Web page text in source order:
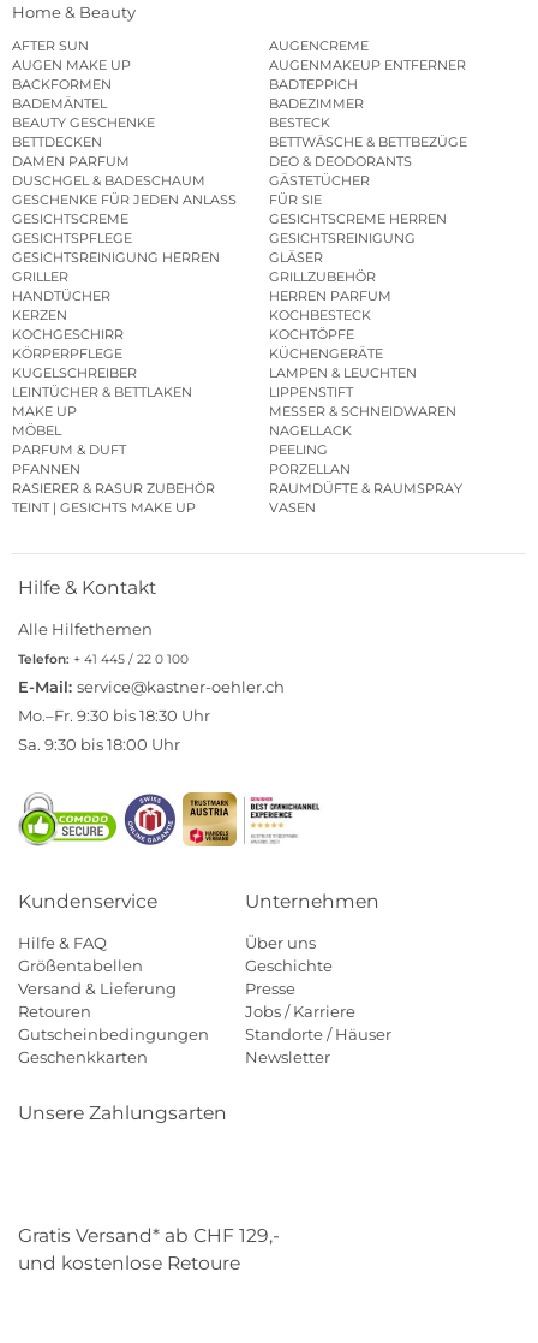
Home & Beauty
AFTER SUN
AUGENCREME
AUGEN MAKE UP
AUGENMAKEUP ENTFERNER
BACKFORMEN
BADTEPPICH
BADEMÄNTEL
BADEZIMMER
BEAUTY GESCHENKE
BESTECK
BETTDECKEN
BETTWÄSCHE & BETTBEZÜGE
DAMEN PARFUM
DEO & DEODORANTS
DUSCHGEL & BADESCHAUM
GÄSTETÜCHER
GESCHENKE FÜR JEDEN ANLASS
FÜR SIE
GESICHTSCREME
GESICHTSCREME HERREN
GESICHTSPFLEGE
GESICHTSREINIGUNG
GESICHTSREINIGUNG HERREN
GLÄSER
GRILLER
GRILLZUBEHÖR
HANDTÜCHER
HERREN PARFUM
KERZEN
KOCHBESTECK
KOCHGESCHIRR
KOCHTÖPFE
KÖRPERPFLEGE
KÜCHENGERÄTE
KUGELSCHREIBER
LAMPEN & LEUCHTEN
LEINTÜCHER & BETTLAKEN
LIPPENSTIFT
MAKE UP
MESSER & SCHNEIDWAREN
MÖBEL
NAGELLACK
PARFUM & DUFT
PEELING
PFANNEN
PORZELLAN
RASIERER & RASUR ZUBEHÖR
RAUMDÜFTE & RAUMSPRAY
TEINT | GESICHTS MAKE UP
VASEN
Hilfe & Kontakt
Alle Hilfethemen
Telefon: + 41 445 / 22 0 100
E-Mail: service@kastner-oehler.ch
Mo.–Fr. 9:30 bis 18:30 Uhr
Sa. 9:30 bis 18:00 Uhr
Kundenservice
Hilfe & FAQ
Größentabellen
Versand & Lieferung
Retouren
Gutscheinbedingungen
Geschenkkarten
Unternehmen
Über uns
Geschichte
Presse
Jobs / Karriere
Standorte / Häuser
Newsletter
Unsere Zahlungsarten
Gratis Versand* ab CHF 129,-
und kostenlose Retoure